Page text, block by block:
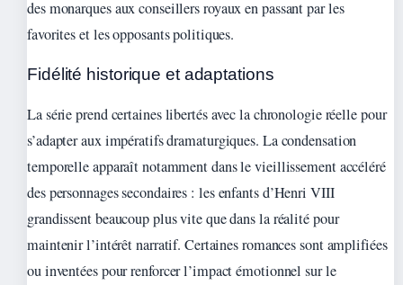
des monarques aux conseillers royaux en passant par les
favorites et les opposants politiques.
Fidélité historique et adaptations
La série prend certaines libertés avec la chronologie réelle pour
s’adapter aux impératifs dramaturgiques. La condensation
temporelle apparaît notamment dans le vieillissement accéléré
des personnages secondaires : les enfants d’Henri VIII
grandissent beaucoup plus vite que dans la réalité pour
maintenir l’intérêt narratif. Certaines romances sont amplifiées
ou inventées pour renforcer l’impact émotionnel sur le